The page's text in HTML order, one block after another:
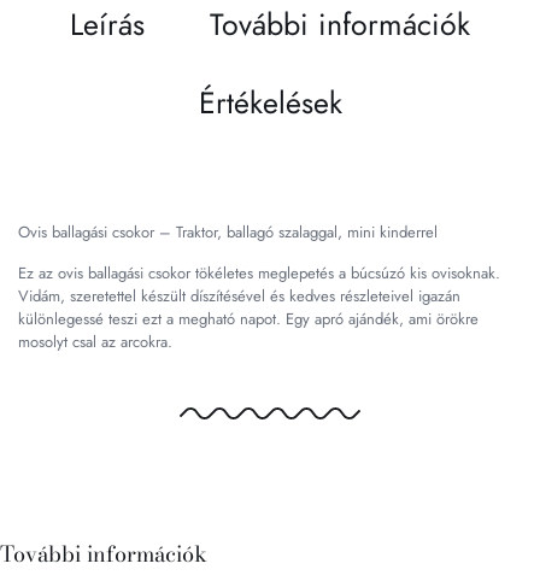
Leírás
További információk
Értékelések
Ovis ballagási csokor – Traktor, ballagó szalaggal, mini kinderrel
Ez az ovis ballagási csokor tökéletes meglepetés a búcsúzó kis ovisoknak.
Vidám, szeretettel készült díszítésével és kedves részleteivel igazán
különlegessé teszi ezt a megható napot. Egy apró ajándék, ami örökre
mosolyt csal az arcokra.
További információk